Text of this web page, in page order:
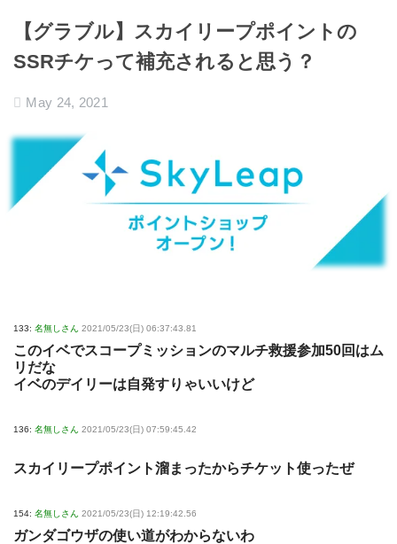
【グラブル】スカイリープポイントの
SSRチケって補充されると思う？
May 24, 2021
133: 名無しさん 2021/05/23(日) 06:37:43.81
このイベでスコープミッションのマルチ救援参加50回はム
リだな
イベのデイリーは自発すりゃいいけど
136: 名無しさん 2021/05/23(日) 07:59:45.42
スカイリープポイント溜まったからチケット使ったぜ
154: 名無しさん 2021/05/23(日) 12:19:42.56
ガンダゴウザの使い道がわからないわ